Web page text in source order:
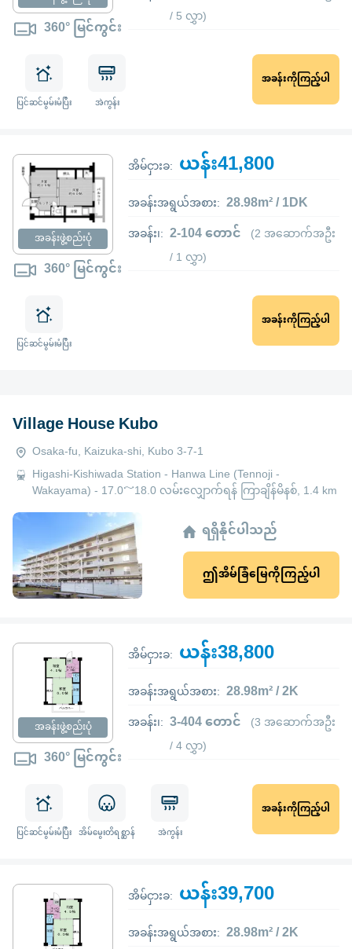
360° မြင်ကွင်း
/ 5 လွှာ)
ပြင်ဆင်မွမ်းမံပြီး အဲကွန်း
အခန်းကိုကြည့်ပါ
အခန်းဖွဲ့စည်းပုံ
360° မြင်ကွင်း
အိမ်ငှားခ: ယန်း41,800
အခန်းအရွယ်အစား: 28.98m² / 1DK
အခန်း၊: 2-104 တောင် (2 အဆောက်အဦး
/ 1 လွှာ)
ပြင်ဆင်မွမ်းမံပြီး
အခန်းကိုကြည့်ပါ
Village House Kubo
Osaka-fu, Kaizuka-shi, Kubo 3-7-1
Higashi-Kishiwada Station - Hanwa Line (Tennoji -
Wakayama) - 17.0～18.0 လမ်းလျှောက်ရန် ကြာချိန်မိနစ်, 1.4 km
ရရှိနိုင်ပါသည်
ဤအိမ်ခြံမြေကိုကြည့်ပါ
အခန်းဖွဲ့စည်းပုံ
360° မြင်ကွင်း
အိမ်ငှားခ: ယန်း38,800
အခန်းအရွယ်အစား: 28.98m² / 2K
အခန်း၊: 3-404 တောင် (3 အဆောက်အဦး
/ 4 လွှာ)
ပြင်ဆင်မွမ်းမံပြီး အိမ်မွေးတိရစ္ဆာန် အဲကွန်း
အခန်းကိုကြည့်ပါ
အိမ်ငှားခ: ယန်း39,700
အခန်းအရွယ်အစား: 28.98m² / 2K